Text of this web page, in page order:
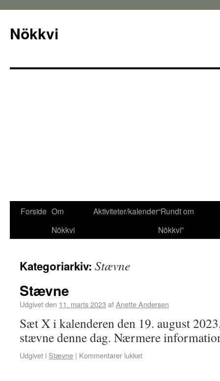
Nökkvi
Forside Om
Nökkvi
Aktiviteter/kalender“Rundt om
Nökkvi”
Kategoriarkiv: Stævne
Stævne
Udgivet den 11. marts 2023 afAnette Andersen
Sæt X i kalenderen den 19. august
stævne denne dag. Nærmere
Udgivet i Stævne | Kommentarer lukket